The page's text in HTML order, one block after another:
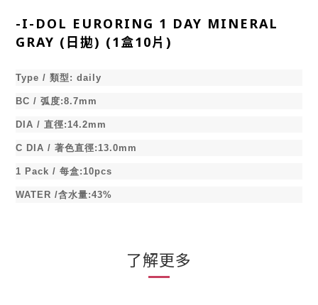
-I-DOL EURORING 1 DAY MINERAL
GRAY (日拋) (1盒10片)
Type / 類型 : daily
BC / 弧度:8.7mm
DIA / 直徑:14.2mm
C DIA / 著色直徑:13.0mm
1 Pack / 每盒:10pcs
WATER /含水量:43%
了解更多